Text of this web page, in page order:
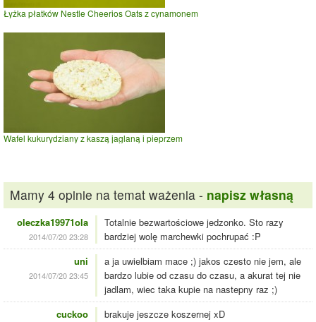
Łyżka płatków Nestle Cheerios Oats z cynamonem
Wafel kukurydziany z kaszą jaglaną i pieprzem
Mamy 4 opinie na temat ważenia - napisz własną
oleczka19971ola
2014/07/20 23:28
Totalnie bezwartościowe jedzonko. Sto razy
bardziej wolę marchewki pochrupać :P
uni
2014/07/20 23:45
a ja uwielbiam mace ;) jakos czesto nie jem, ale
bardzo lubie od czasu do czasu, a akurat tej nie
jadlam, wiec taka kupie na nastepny raz ;)
cuckoo
brakuje jeszcze koszernej xD